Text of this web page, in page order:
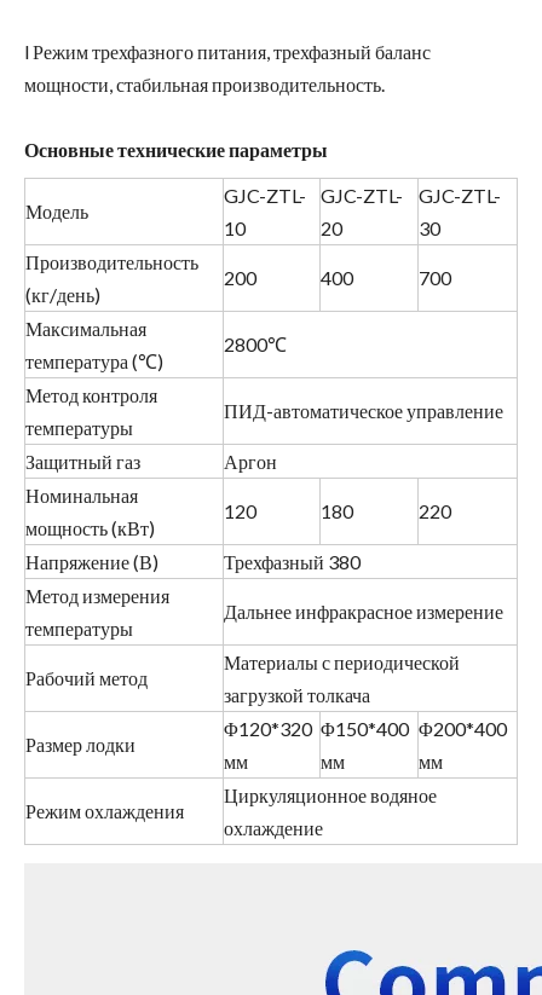
l Режим трехфазного питания, трехфазный баланс
мощности, стабильная производительность.
Основныетехническиепараметры
Модель
GJC-ZTL-
10
GJC-ZTL-
20
GJC-ZTL-
30
Производительность
(кг/день)
200 400 700
Максимальная
температура (℃)
2800℃
Метод контроля
температуры
ПИД-автоматическое управление
Защитный газ
Аргон
Номинальная
мощность (кВт)
120 180 220
Напряжение (В)
Трехфазный 380
Метод измерения
температуры
Дальнее инфракрасное измерение
Рабочий метод
Материалы с периодической
загрузкой толкача
Размер лодки
Φ120*320
мм
Φ150*400
мм
Φ200*400
мм
Режим охлаждения
Циркуляционное водяное
охлаждение